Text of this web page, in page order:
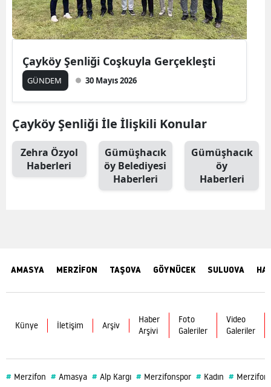
Çayköy Şenliği Coşkuyla Gerçekleşti
GÜNDEM 30 Mayıs 2026
Çayköy Şenliği İle İlişkili Konular
Zehra Özyol
Haberleri
Gümüşhacık
öy Belediyesi
Haberleri
Gümüşhacık
öy
Haberleri
AMASYA MERZİFON TAŞOVA GÖYNÜCEK SULUOVA
Künye İletişim Arşiv
Haber
Arşivi
Foto
Galeriler
Video
Galeriler
# Merzifon # Amasya # Alp Kargı # Merzifonspor # Kadın # Merzifon